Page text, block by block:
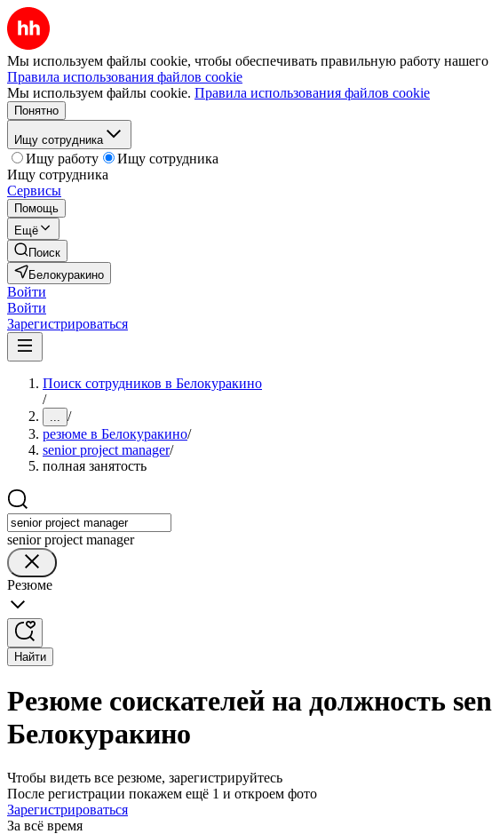
Мы используем файлы cookie, чтобы обеспечивать правильную работу нашего
Правила использования файлов cookie
Мы используем файлы cookie. Правила использования файлов cookie
Понятно
Ищу сотрудника
Ищу работу
Ищу сотрудника
Ищу сотрудника
Сервисы
Помощь
Ещё
Поиск
Белокуракино
Войти
Войти
Зарегистрироваться
Поиск сотрудников в Белокуракино
/
... /
резюме в Белокуракино/
senior project manager/
полная занятость
senior project manager
Резюме
Найти
Резюме соискателей на должность
Белокуракино
Чтобы видеть все резюме, зарегистрируйтесь
После регистрации покажем ещё 1 и откроем фото
Зарегистрироваться
За всё время